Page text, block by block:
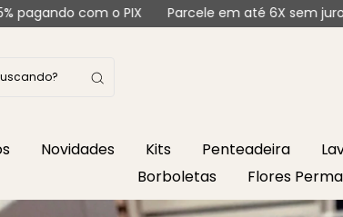
o PIX Parcele em até 6X sem juros Ganhe
Novidades Kits Penteadeira
Borboletas
Flores